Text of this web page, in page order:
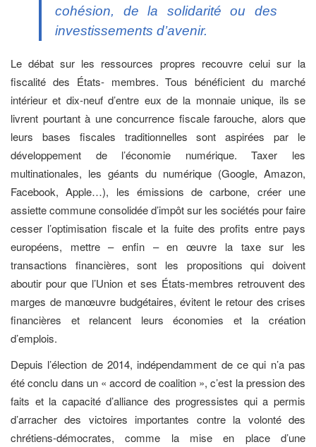
cohésion, de la solidarité ou des
investissements d’avenir.
Le débat sur les ressources propres recouvre celui sur la
fiscalité des États- membres. Tous bénéficient du marché
intérieur et dix-neuf d’entre eux de la monnaie unique, ils se
livrent pourtant à une concurrence fiscale farouche, alors que
leurs bases fiscales traditionnelles sont aspirées par le
développement de l’économie numérique. Taxer les
multinationales, les géants du numérique (Google, Amazon,
Facebook, Apple…), les émissions de carbone, créer une
assiette commune consolidée d’impôt sur les sociétés pour faire
cesser l’optimisation fiscale et la fuite des profits entre pays
européens, mettre – enfin – en œuvre la taxe sur les
transactions financières, sont les propositions qui doivent
aboutir pour que l’Union et ses États-membres retrouvent des
marges de manœuvre budgétaires, évitent le retour des crises
financières et relancent leurs économies et la création
d’emplois.
Depuis l’élection de 2014, indépendamment de ce qui n’a pas
été conclu dans un « accord de coalition », c’est la pression des
faits et la capacité d’alliance des progressistes qui a permis
d’arracher des victoires importantes contre la volonté des
chrétiens-démocrates, comme la mise en place d’une